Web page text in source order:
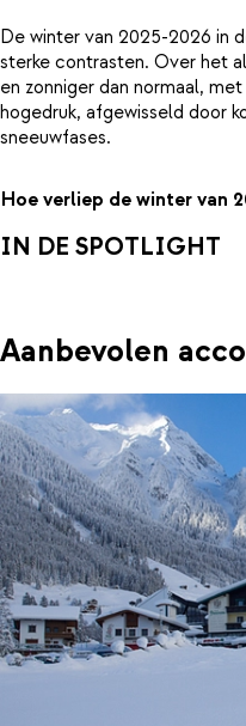
De winter van 2025-2026 in
sterke contrasten. Over het
en zonniger dan normaal,
hogedruk, afgewisseld door
sneeuwfases.
Hoe verliep de winter van
IN DE SPOTLIGHT
Aanbevolen